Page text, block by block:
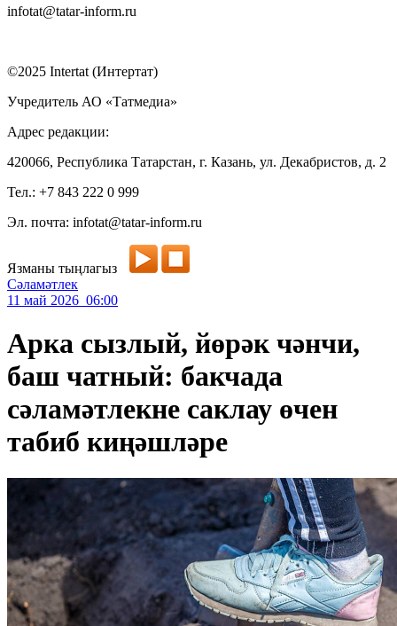
infotat@tatar-inform.ru
©2025 Intertat (Интертат)
Учредитель АО «Татмедиа»
Адрес редакции:
420066, Республика Татарстан, г. Казань, ул. Декабристов, д. 2
Тел.: +7 843 222 0 999
Эл. почта: infotat@tatar-inform.ru
Язманы тыңлагыз
Сәламәтлек
11 май 2026 06:00
Арка сызлый, йөрәк чәнчи,
баш чатный: бакчада
сәламәтлекне саклау өчен
табиб киңәшләре